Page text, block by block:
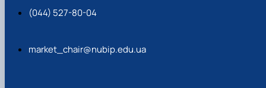
(044) 527-80-04
market_chair@nubip.edu.ua